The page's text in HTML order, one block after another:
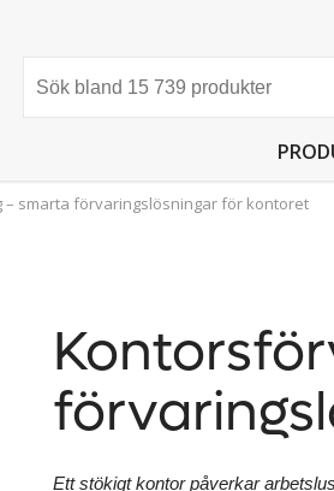
– smarta förvaringslösningar för kontoret
Ett stökigt kontor påverkar